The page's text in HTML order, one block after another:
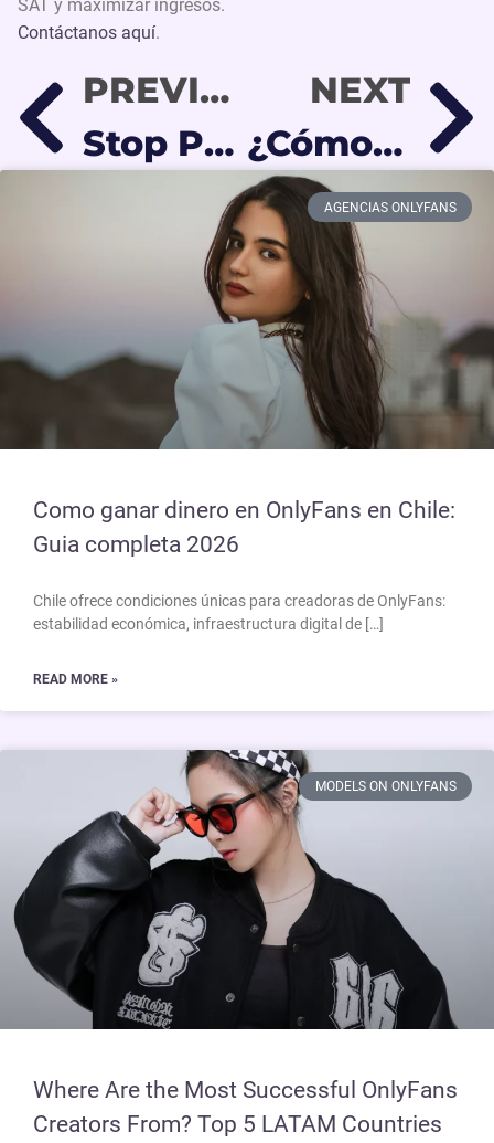
SAT y maximizar ingresos.
Contáctanos aquí.
PREVIOUS
Stop Paying for Your Hobby: How to Monetize Cosplay & Turn It Into a Career
NEXT
¿Cómo empezar en la temática BDSM en OnlyFans?
AGENCIAS ONLYFANS
Como ganar dinero en OnlyFans en Chile:
Guia completa 2026
Chile ofrece condiciones únicas para creadoras de OnlyFans:
estabilidad económica, infraestructura digital de […]
READ MORE »
MODELS ON ONLYFANS
Where Are the Most Successful OnlyFans
Creators From? Top 5 LATAM Countries